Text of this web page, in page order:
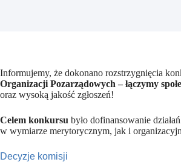
Informujemy, że dokonano rozstrzygnięcia
Organizacji Pozarządowych – łączymy
oraz wysoką jakość zgłoszeń!
Celem konkursu było dofinansowanie
w wymiarze merytorycznym, jak i
Decyzje komisji